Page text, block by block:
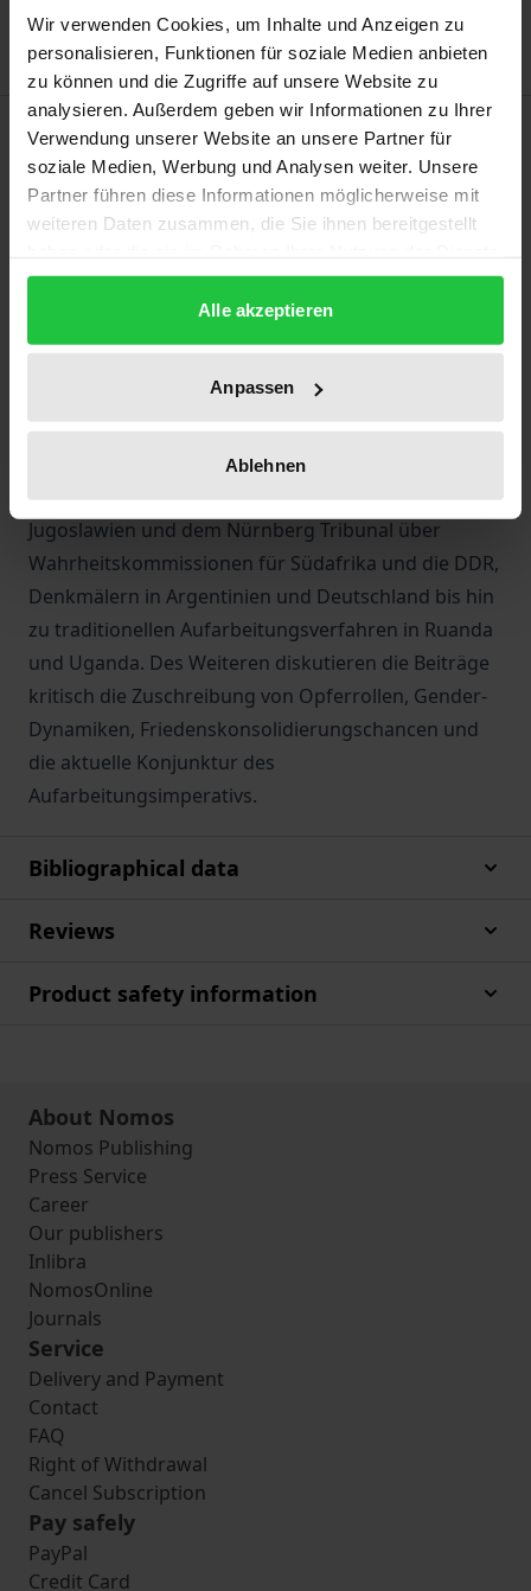
Wir verwenden Cookies, um Inhalte und Anzeigen zu
personalisieren, Funktionen für soziale Medien anbieten
zu können und die Zugriffe auf unsere Website zu
analysieren. Außerdem geben wir Informationen zu Ihrer
Verwendung unserer Website an unsere Partner für
soziale Medien, Werbung und Analysen weiter. Unsere
Partner führen diese Informationen möglicherweise mit
weiteren Daten zusammen, die Sie ihnen bereitgestellt
gesammelt haben.
Alle akzeptieren
Anpassen
Ablehnen
Description
Wie gehen Gesellschaften mit dem Vermächtnis
systematischer Gewaltverbrechen um? Welche
ans Licht zu bringen, Taten zu ahnden, die Würde
diesen Fragestellungen untersuchen die Beiträge
Möglichkeiten aber auch Grenzen von Mechanismen
zur Aufarbeitung der Vergangenheit. Diese reichen
von den Strafgerichtshöfen für das ehemalige
Jugoslawien und dem Nürnberg Tribunal über
Wahrheitskommissionen für Südafrika und die DDR,
Denkmälern in Argentinien und Deutschland bis hin
zu traditionellen Aufarbeitungsverfahren in Ruanda
und Uganda. Des Weiteren diskutieren die Beiträge
kritisch die Zuschreibung von Opferrollen, Gender-
Dynamiken, Friedenskonsolidierungschancen und
die aktuelle Konjunktur des
Aufarbeitungsimperativs.
Bibliographical data
Reviews
Product safety information
About Nomos
Nomos Publishing
Press Service
Career
Our publishers
Inlibra
NomosOnline
Journals
Service
Delivery and Payment
Contact
FAQ
Right of Withdrawal
Cancel Subscription
Pay safely
PayPal
Credit Card